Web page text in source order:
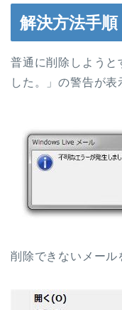
解決方法手順
普通に削除しようと
した。」の警告が表
削除できないメール